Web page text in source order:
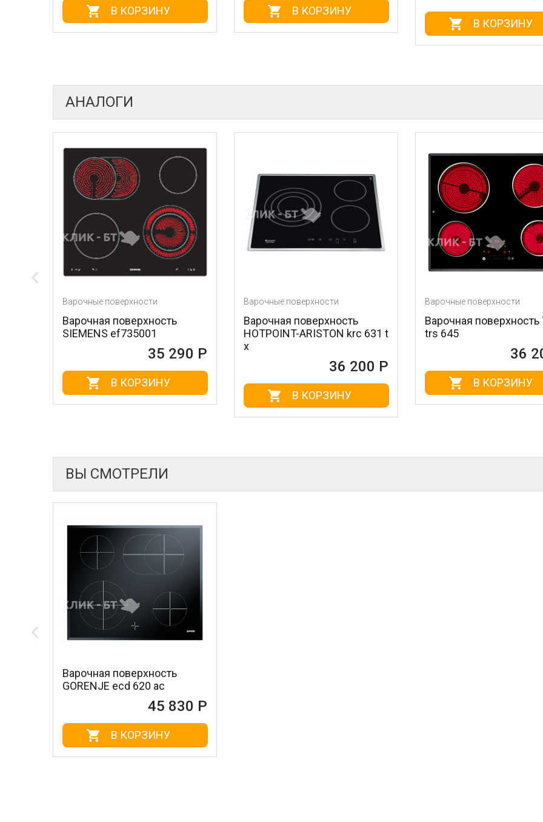
В КОРЗИНУ В КОРЗИНУ
В КОРЗИНУ
АНАЛОГИ
поверхности
поверхность
ef735001
В КОРЗИНУ
Варочные поверхности
Варочная поверхность
HOTPOINT-ARISTON krc 631 t
x
В КОРЗИНУ
Варочные поверхности
Варочная поверхность TEKA
trs 645
В КОРЗИНУ
ВЫ СМОТРЕЛИ
Варочная поверхность
GORENJE ecd 620 ac
45 830 Р
В КОРЗИНУ